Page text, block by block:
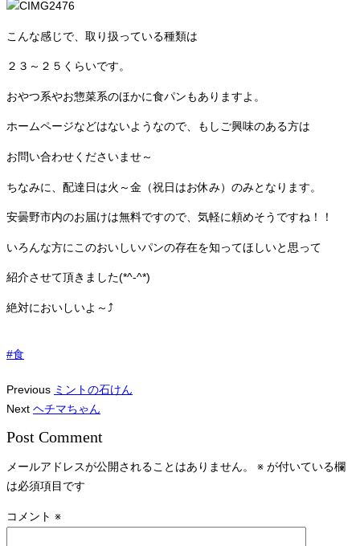
こんな感じで、取り扱っている種類は
２３～２５くらいです。
おやつ系やお惣菜系のほかに食パンもありますよ。
ホームページなどはないようなので、もしご興味のある方は
お問い合わせくださいませ～
ちなみに、配達日は火～金（祝日はお休み）のみとなります。
安曇野市内のお届けは無料ですので、気軽に頼めそうですね！！
いろんな方にこのおいしいパンの存在を知ってほしいと思って
紹介させて頂きました(*^-^*)
絶対においしいよ～⤴
#食
Previous ミントの石けん
Next ヘチマちゃん
Post Comment
メールアドレスが公開されることはありません。 ※ が付いている欄
は必須項目です
コメント ※